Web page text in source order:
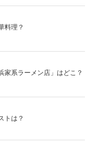
料理？
家系ラーメン店」はどこ？
トは？